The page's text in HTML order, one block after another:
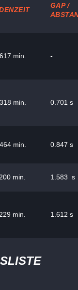
GAP /
min. -
min. 0.701 s
min. 0.847 s
min. 1.583 s
min. 1.612 s